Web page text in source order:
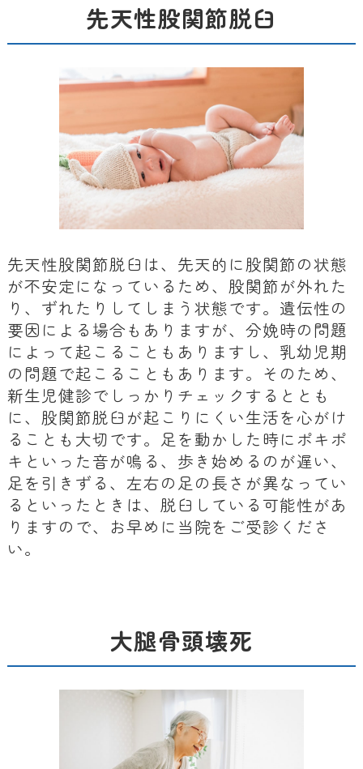
先天性股関節脱臼
先天性股関節脱臼は、先天的に股関節の状態
が不安定になっているため、股関節が外れた
り、ずれたりしてしまう状態です。遺伝性の
要因による場合もありますが、分娩時の問題
によって起こることもありますし、乳幼児期
の問題で起こることもあります。そのため、
新生児健診でしっかりチェックするととも
に、股関節脱臼が起こりにくい生活を心がけ
ることも大切です。足を動かした時にポキポ
キといった音が鳴る、歩き始めるのが遅い、
足を引きずる、左右の足の長さが異なってい
るといったときは、脱臼している可能性があ
りますので、お早めに当院をご受診くださ
い。
大腿骨頭壊死